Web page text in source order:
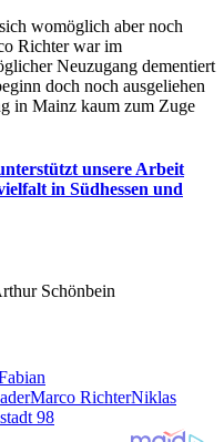
womöglich aber noch
Richter war im
Neuzugang dementiert
doch noch ausgeliehen
in Mainz kaum zum Zuge
unsere Arbeit
in Südhessen und
Schönbein
Marco RichterNiklas
98